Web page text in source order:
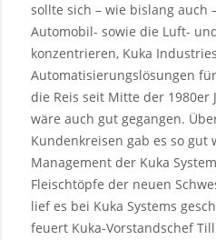
sollte sich – wie bislang auch
Automobil- sowie die Luft-
konzentrieren, Kuka
Automatisierungslösungen
die Reis seit Mitte der 1980er
wäre auch gut gegangen.
Kundenkreisen gab es so gut
Management der Kuka
Fleischtöpfe der neuen
lief es bei Kuka Systems
feuert Kuka-Vorstandschef